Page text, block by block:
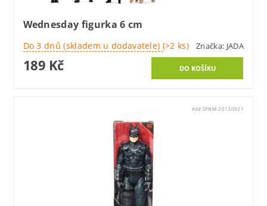
Wednesday figurka 6 cm
Do 3 dnů (skladem u dodavatele) (>2 ks) Značka: JADA
189 Kč
Kód: SPNM-20130921